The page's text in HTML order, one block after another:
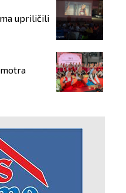
upriličili